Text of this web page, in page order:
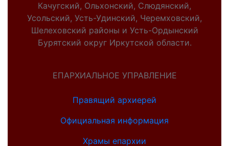
Качугский, Ольхонский, Слюдянский,
Усольский, Усть-Удинский, Черемховский,
Шелеховский районы и Усть-Ордынский
Бурятский округ Иркутской области.
ЕПАРХИАЛЬНОЕ УПРАВЛЕНИЕ
Правящий архиерей
Официальная информация
Храмы епархии